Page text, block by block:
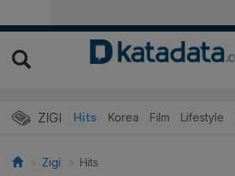
ZIGI Hits Korea Film Lifestyle
Zigi Hits